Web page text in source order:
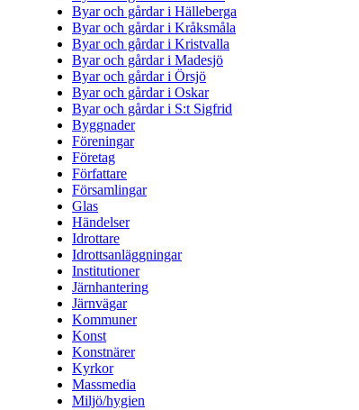
Byar och gårdar i Hälleberga
Byar och gårdar i Kråksmåla
Byar och gårdar i Kristvalla
Byar och gårdar i Madesjö
Byar och gårdar i Örsjö
Byar och gårdar i Oskar
Byar och gårdar i S:t Sigfrid
Byggnader
Föreningar
Företag
Författare
Församlingar
Glas
Händelser
Idrottare
Idrottsanläggningar
Institutioner
Järnhantering
Järnvägar
Kommuner
Konst
Konstnärer
Kyrkor
Massmedia
Miljö/hygien